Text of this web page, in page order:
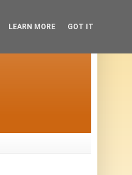
LEARN MORE GOT IT